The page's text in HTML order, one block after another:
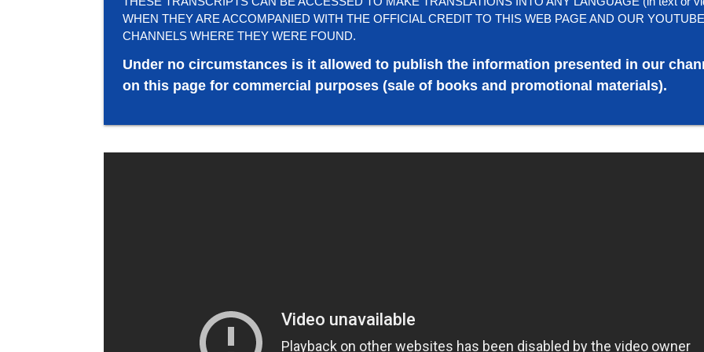
WHEN THEY ARE ACCOMPANIED WITH THE OFFICIAL CREDIT TO THIS WEB PAGE AND OUR YOUTUBE
CHANNELS WHERE THEY WERE FOUND.
Under no circumstances is it allowed to publish the information presented in our
on this page for commercial purposes (sale of books and promotional materials).